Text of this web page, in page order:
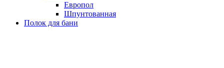
Европол
Шпунтованная
Полок для бани